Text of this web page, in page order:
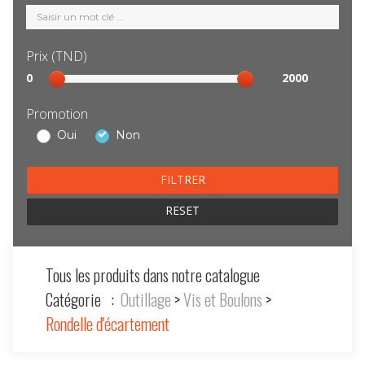
Mot
clé
Prix (TND)
Sélection
prix
0 2000
Promotion
Oui Non
RESET
Tous les produits dans notre catalogue
Catégorie : Outillage >Vis et Boulons >
Rondelle d'écartement